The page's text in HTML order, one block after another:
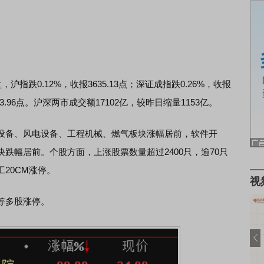
指跌0.12%，收报3635.13点；深证成指跌0.26%，收报
点。沪深两市成交额17102亿，较昨日缩量1153亿。
风电设备、工程机械、燃气板块涨幅居前，软件开
幅居前。 个股方面，上涨股票数量超过2400只，逾70只
涨停。
多股涨停。
视